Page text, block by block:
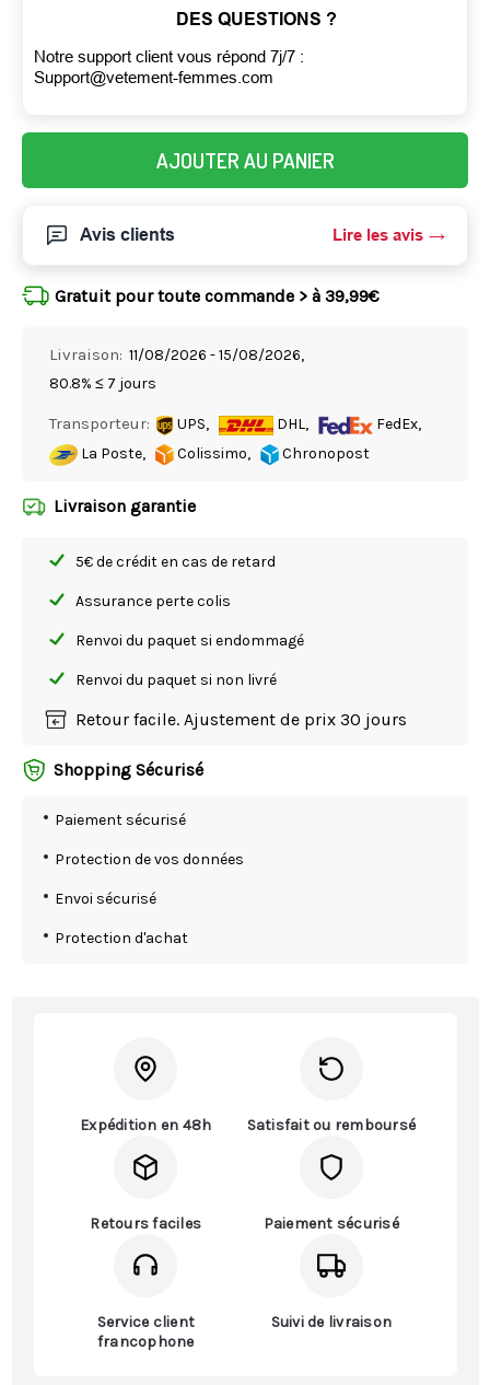
DES QUESTIONS ?
Notre support client vous répond 7j/7 :
Support@vetement-femmes.com
AJOUTER AU PANIER
Avis clients Lire les avis
Gratuit pour toute commande > à 39,99€
Livraison: 11/08/2026 - 15/08/2026,
80.8% ≤ 7 jours
Transporteur: UPS, DHL,
FedEx,
La Poste,
Colissimo, Chronopost
Livraison garantie
5€ de crédit en cas de retard
Assurance perte colis
Renvoi du paquet si endommagé
Renvoi du paquet si non livré
Retour facile. Ajustement de prix 30 jours
Shopping Sécurisé
Paiement sécurisé
Protection de vos données
Envoi sécurisé
Protection d'achat
Expédition en 48h Satisfait ou remboursé
Retours faciles Paiement sécurisé
Service client
francophone
Suivi de livraison